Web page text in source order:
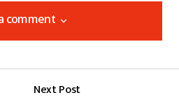
comment
comment
Next Post